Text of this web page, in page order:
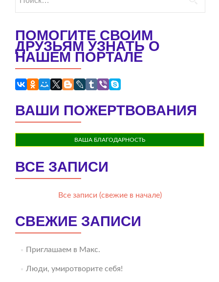
ПОМОГИТЕ СВОИМ
ДРУЗЬЯМ УЗНАТЬ О
НАШЕМ ПОРТАЛЕ
ВАШИ ПОЖЕРТВОВАНИЯ
ВАША БЛАГОДАРНОСТЬ
ВСЕ ЗАПИСИ
Все записи (свежие в начале)
СВЕЖИЕ ЗАПИСИ
Приглашаем в Макс.
Люди, умиротворите себя!